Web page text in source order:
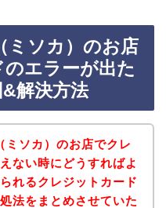
ミソカ）のお店
エラーが出た
解決方法
ソカ）のお店でクレ
ない時にどうすればよ
れるクレジットカード
法をまとめさせていた